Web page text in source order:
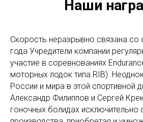
Наши
Скорость неразрывно связана со
года Учредители компании
участие в соревнованиях
моторных лодок типа RIB).
России и мира в этой спортивной
Александр Филиппов и Сергей
гоночных болидах исключительно